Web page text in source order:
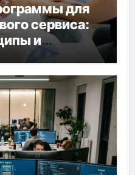
для
сервиса:
и